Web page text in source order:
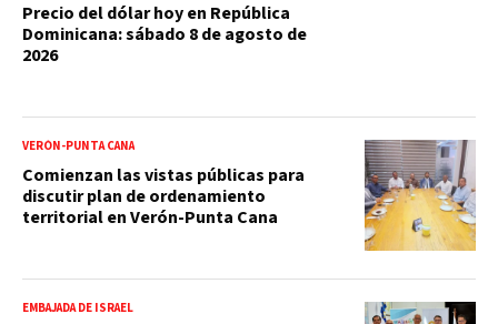
Precio del dólar hoy en República
Dominicana: sábado 8 de agosto de
2026
VERÓN-PUNTA CANA
Comienzan las vistas públicas para
discutir plan de ordenamiento
territorial en Verón-Punta Cana
EMBAJADA DE ISRAEL